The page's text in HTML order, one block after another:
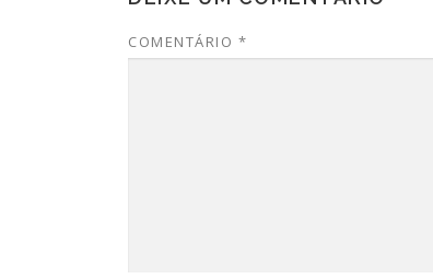
COMENTÁRIO *